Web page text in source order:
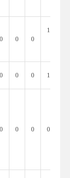
0 0 0
1
0 0 0 1
0 0 0 0